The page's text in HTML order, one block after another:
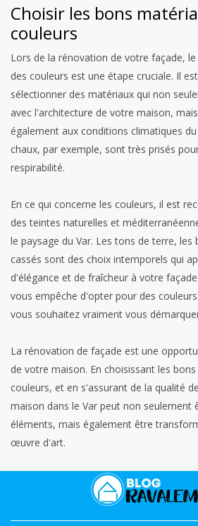
Choisir les bons
couleurs
Lors de la rénovation de votre façade,
des couleurs est une étape cruciale. Il
sélectionner des matériaux qui non
avec l'architecture de votre maison,
également aux conditions climatiques
chaux, par exemple, sont très prisés
respirabilité.
En ce qui concerne les couleurs, il est
des teintes naturelles et
le paysage du Var. Les tons de terre, les
cassés sont des choix intemporels qui
d'élégance et de fraîcheur à votre
vous empêche d'opter pour des
vous souhaitez vraiment vous
La rénovation de façade est une
de votre maison. En choisissant les
couleurs, et en s'assurant de la qualité
maison dans le Var peut non seulement
éléments, mais également être
œuvre d'art.